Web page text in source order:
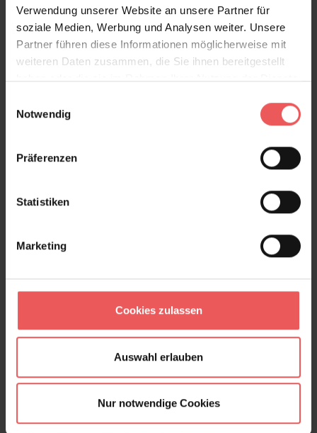
Verwendung unserer Website an unsere Partner für
soziale Medien, Werbung und Analysen weiter. Unsere
Partner führen diese Informationen möglicherweise mit
weiteren Daten zusammen, die Sie ihnen bereitgestellt
haben oder die sie im Rahmen Ihrer Nutzung der Dienste
Notwendig
Präferenzen
Statistiken
Marketing
Cookies zulassen
Auswahl erlauben
Nur notwendige Cookies